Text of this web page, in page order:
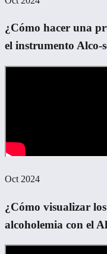
¿Cómo hacer una
el instrumento Alco-
Oct 2024
¿Cómo visualizar
alcoholemia con el